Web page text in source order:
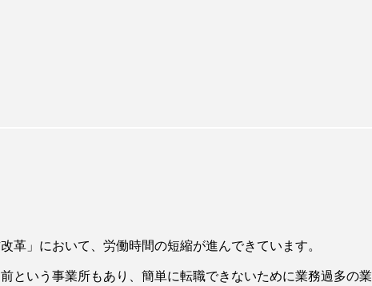
革」において、労働時間の短縮が進んできています。
という事業所もあり、簡単に転職できないために業務過多の業